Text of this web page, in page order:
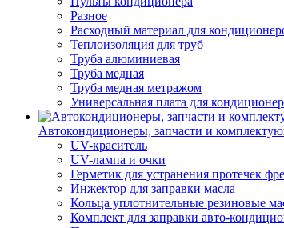
Разное
Расходный материал для
Теплоизоляция для труб
Труба алюминиевая
Труба медная
Труба медная метражом
Универсальная плата для
Автокондиционеры, запчасти и
UV-краситель
UV-лампа и очки
Герметик для устранения протечек
Инжектор для заправки масла
Кольца уплотнительные резиновые
Комплект для заправки авто-